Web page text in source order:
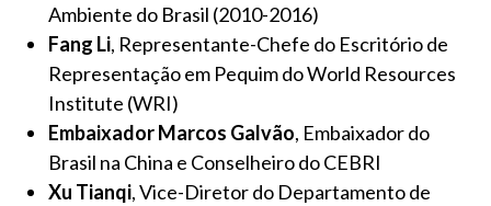
Ambiente do Brasil (2010-2016)
Fang Li, Representante-Chefe do Escritório de
Representação em Pequim do World Resources
Institute (WRI)
Embaixador Marcos Galvão, Embaixador do
Brasil na China e Conselheiro do CEBRI
Xu Tianqi, Vice-Diretor do Departamento de